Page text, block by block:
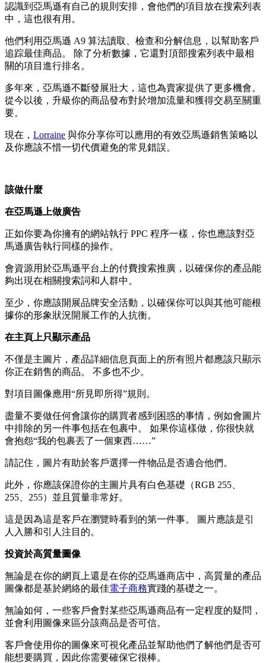
認識到亞馬遜有自己的規則安排，會他們的項目放在搜索列表
中，這也很有用。
他們利用亞馬遜 A9 算法讀取、檢查和分解信息，以幫助客戶
追踪最佳商品。 除了分析數據，它還對頂部搜索列表中最相
關的項目進行排名。
多年來，亞馬遜不斷發展壯大，這也為賣家提供了更多機會。
從今以後，升級你的商品發布對於增加流量和獲得交易至關重
要。
現在， Lorraine 與你分享你可以應用的有效亞馬遜銷售策略以
及你應該不惜一切代價避免的常見錯誤。
該做什麼
在亞馬遜上做廣告
正如你要為你擁有的網站執行 PPC 程序一樣，你也應該對亞
馬遜廣告執行同樣的操作。
會資源用於亞馬遜平台上的付費搜索推廣，以確保你的產品能
夠出現在相關搜索詞和人群中。
至少，你應該開展品牌安全活動，以確保你可以與其他可能根
據你的形象狀況開展工作的人抗衡。
在主頁上只顯示產品
不僅是主圖片，產品詳細信息頁面上的所有照片都應該只顯示
你正在銷售的商品。 不多也不少。
對項目圖像應用“所見即所得”規則。
盡量不要做任何會讓你的購買者感到困惑的事情，例如會圖片
中排除的另一件事包括在包裹中。 如果你這樣做，你很快就
會抱怨“我的包裹丟了一個東西……”
請記住，圖片有助於客戶選擇一件物品是否適合他們。
此外，你應該保證你的主圖片具有白色基礎（RGB 255、
255、255）並且質量非常好。
這是因為這是客戶在瀏覽時看到的第一件事。 圖片應該是引
人入勝和引人注目的。
投資於高質量圖像
無論是在你的網頁上還是在你的亞馬遜商店中，高質量的產品
圖像都是基於網絡的最佳電子商務實踐的基礎之一。
無論如何，一些客戶會對某些亞馬遜商品有一定程度的疑問，
並會利用圖像來區分該商品是否可信。
客戶會使用你的圖像來可視化產品並幫助他們了解他們是否可
能想要購買，因此你需要確保它很棒。